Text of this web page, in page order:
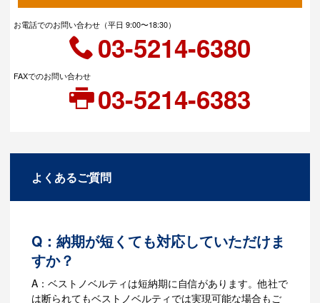
お電話でのお問い合わせ（平日 9:00〜18:30）
03-5214-6380
FAXでのお問い合わせ
03-5214-6383
よくあるご質問
Q：納期が短くても対応していただけま
すか？
A：ベストノベルティは短納期に自信があります。他社で
は断られてもベストノベルティでは実現可能な場合もご